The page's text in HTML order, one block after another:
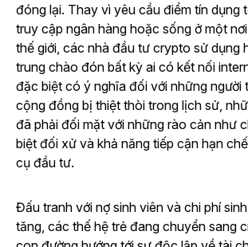
đóng lại. Thay vì yêu cầu điểm tín dụng
truy cập ngân hàng hoặc sống ở một
thế giới, các nhà đầu tư crypto sử dụng
trung chào đón bất kỳ ai có kết nối
đặc biệt có ý nghĩa đối với những người
cộng đồng bị thiệt thòi trong lịch sử,
đã phải đối mặt với những rào cản như
biệt đối xử và khả năng tiếp cận hạn
cụ đầu tư.
Đấu tranh với nợ sinh viên và chi phí
tăng, các thế hệ trẻ đang chuyển sang